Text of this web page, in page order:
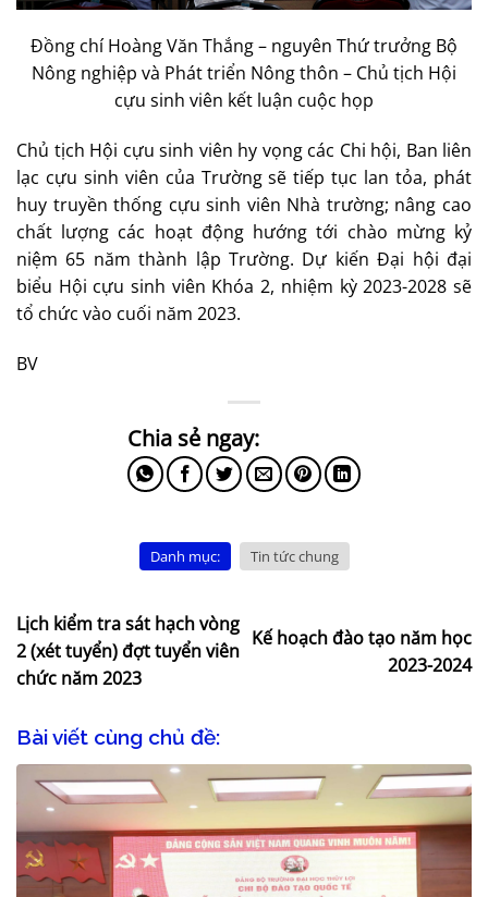
Đồng chí Hoàng Văn Thắng – nguyên Thứ trưởng Bộ
Nông nghiệp và Phát triển Nông thôn – Chủ tịch Hội
cựu sinh viên kết luận cuộc họp
Chủ tịch Hội cựu sinh viên hy vọng các Chi hội, Ban liên
lạc cựu sinh viên của Trường sẽ tiếp tục lan tỏa, phát
huy truyền thống cựu sinh viên Nhà trường; nâng cao
chất lượng các hoạt động hướng tới chào mừng kỷ
niệm 65 năm thành lập Trường. Dự kiến Đại hội đại
biểu Hội cựu sinh viên Khóa 2, nhiệm kỳ 2023-2028 sẽ
tổ chức vào cuối năm 2023.
BV
Danh mục: Tin tức chung
Lịch kiểm tra sát hạch vòng
2 (xét tuyển) đợt tuyển viên
chức năm 2023
Kế hoạch đào tạo năm học
2023-2024
Bài viết cùng chủ đề: